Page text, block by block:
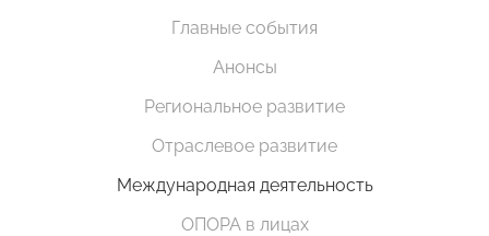
Главные события
Анонсы
Региональное развитие
Отраслевое развитие
Международная деятельность
ОПОРА в лицах